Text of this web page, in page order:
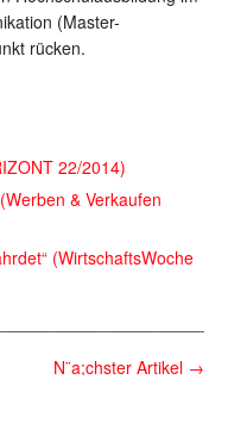
(Master-
rücken.
22/2014)
& Verkaufen
(WirtschaftsWoche
N¨a;chster Artikel →